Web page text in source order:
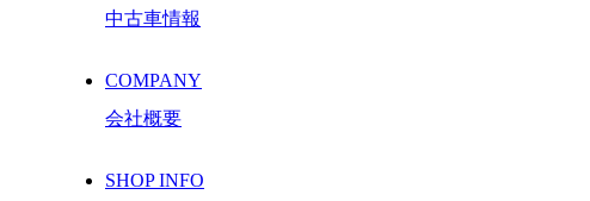
中古車情報
COMPANY
会社概要
SHOP INFO